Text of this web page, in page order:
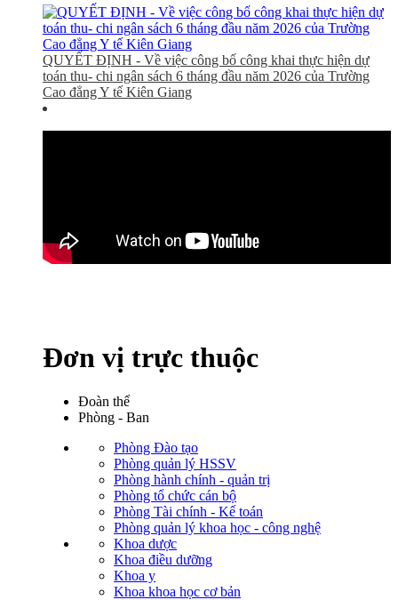
QUYẾT ĐỊNH - Về việc công bố công khai thực hiện dự
toán thu- chi ngân sách 6 tháng đầu năm 2026 của Trường
Cao đẳng Y tế Kiên Giang
Đơn vị trực thuộc
Đoàn thể
Phòng - Ban
Phòng Đào tạo
Phòng quản lý HSSV
Phòng hành chính - quản trị
Phòng tổ chức cán bộ
Phòng Tài chính - Kế toán
Phòng quản lý khoa học - công nghệ
Khoa dược
Khoa điều dưỡng
Khoa y
Khoa khoa học cơ bản